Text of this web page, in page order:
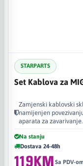
STARPARTS
Set Kablova za
Zamjenski kablovski
namijenjen
aparata za zavarivanje.
Na stanju
Dostava 24-48h
119KM Sa PDV-